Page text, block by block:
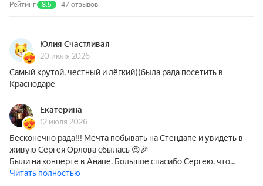
Рейтинг
8.5 47 отзывов
Юлия Счастливая
20 июля 2026
Самый крутой, честный и лёгкий))была рада посетить в
Краснодаре
Екатерина
12 июля 2026
Бесконечно рада!!! Мечта побывать на Стендапе и увидеть в
живую Сергея Орлова сбылась 😍🎉
Были на концерте в Анапе. Большое спасибо Сергею, что…
Читать полностью